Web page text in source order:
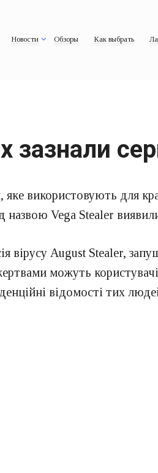
Новости Обзоры Как выбрать
зазнали
використовують для
Vega Stealer
вірусу August Stealer,
можуть
відомості тих